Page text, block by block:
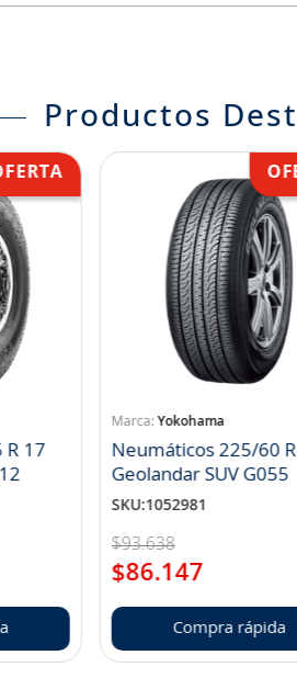
Productos
R 17
S G012
Yokohama
Neumáticos 225/60
Geolandar SUV G055
SKU:1052981
$93.638
$86.147
Compra rápida